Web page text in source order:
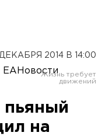
ДЕКАБРЯ 2014 В 14:00
ЕАНовости
пьяный
на